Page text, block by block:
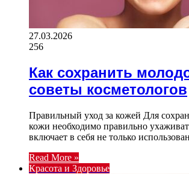
27.03.2026
256
Как сохранить
советы косметологов
Правильный уход за кожей Для
кожи необходимо правильно
включает в себя не только
Read More »
Красота и Здоровье